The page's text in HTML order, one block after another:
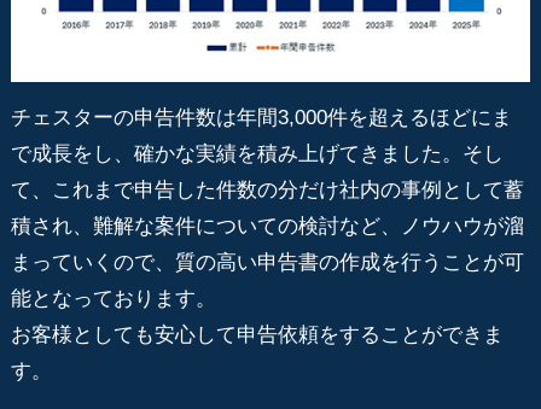
チェスターの申告件数は年間3,000件を超えるほどにま
で成長をし、確かな実績を積み上げてきました。そし
て、これまで申告した件数の分だけ社内の事例として蓄
積され、難解な案件についての検討など、ノウハウが溜
まっていくので、質の高い申告書の作成を行うことが可
能となっております。
お客様としても安心して申告依頼をすることができま
す。